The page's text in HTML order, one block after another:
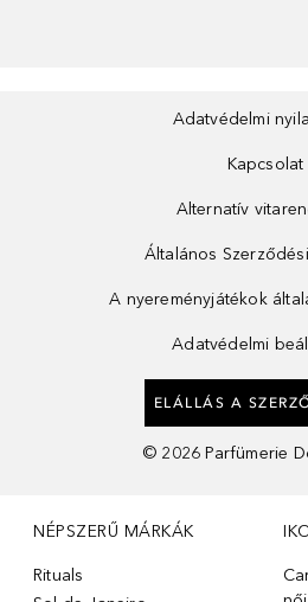
Adatvédelmi
Kapcsolat
Alternatív
Általános
A nyereményjátékok
Adatvédelmi
ELÁLLÁS A
© 2026 Parfümerie
NÉPSZERŰ MÁRKÁK
Rituals